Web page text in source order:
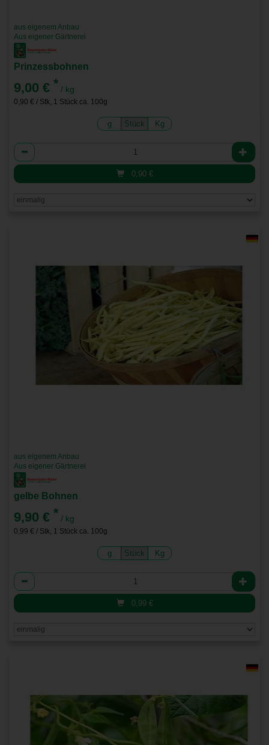
aus eigenem Anbau
Aus eigener Gärtnerei
Prinzessbohnen
9,00 € * / kg
0,90 € / Stk, 1 Stück ca. 100g
g Stück Kg
Anzahl
0,90 €
aus eigenem Anbau
Aus eigener Gärtnerei
gelbe Bohnen
9,90 € * / kg
0,99 € / Stk, 1 Stück ca. 100g
g Stück Kg
Anzahl
0,99 €